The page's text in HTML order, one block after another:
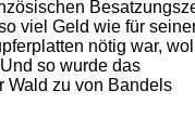
viel Geld wie für
nötig war,
so wurde das
Wald zu von Bandels